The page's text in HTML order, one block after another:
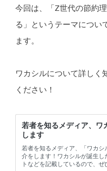
今回は、「Z世代の節約
る」というテーマについ
ます。
ワカシルについて詳しく
ください！